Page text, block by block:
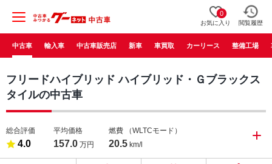
0
お気に入り 閲覧履歴
中古車 輸入車 中古車販売店 新車 車買取 カーリース 整備工場
フリードハイブリッド ハイブリッド・Ｇブラックス
タイルの中古車
総合評価
4.0
平均価格
157.0 万円
燃費 （WLTCモード）
20.5 km/l